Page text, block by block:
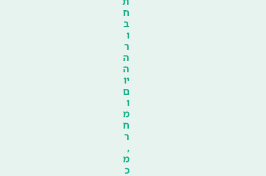
ח
ב
ו
ר
ה
ה
יו
ם
ו
מ
ח
ר
,
מ
כ